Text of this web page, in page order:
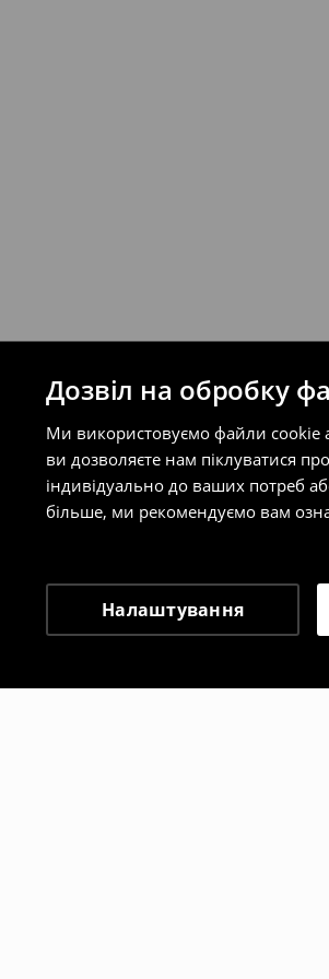
Дозвіл на обробку
Ми використовуємо файли cookie
ви дозволяєте нам піклуватися
індивідуально до ваших потреб
більше, ми рекомендуємо вам
Налаштування